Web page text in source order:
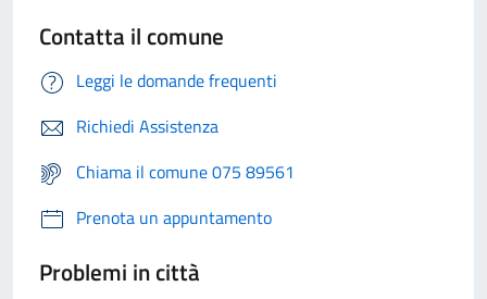
Contatta il comune
Leggi le domande frequenti
Richiedi Assistenza
Chiama il comune 075 89561
Prenota un appuntamento
Problemi in città